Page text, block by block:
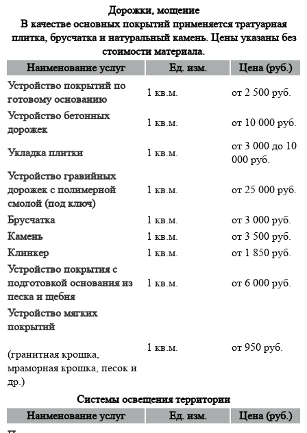
Дорожки, мощение
В качестве основных покрытий применяется тратуарная
плитка, брусчатка и натуральный камень. Цены указаны без
стоимости материала.
Наименование услуг
Ед. изм.
Цена (руб.)
Устройство покрытий по
готовому основанию
1 кв.м.
от 2 500 руб.
Устройство бетонных
дорожек
1 кв.м. от 10 000 руб.
Укладка плитки 1 кв.м.
от 3 000 до 10
000 руб.
Устройство гравийных
дорожек с полимерной
смолой (под ключ)
1 кв.м. от 25 000 руб.
Брусчатка 1 кв.м.
от 3 000 руб.
Камень
1 кв.м.
от 3 500 руб.
Клинкер
1 кв.м.
от 1 850 руб.
Устройство покрытия с
подготовкой основания из
песка и щебня
1 кв.м. от 6 000 руб.
Устройство мягких
покрытий
(гранитная крошка,
мраморная крошка, песок и
др.)
1 кв.м. от 950 руб.
Системы освещения территории
Наименование услуг
Ед. изм.
Цена (руб.)